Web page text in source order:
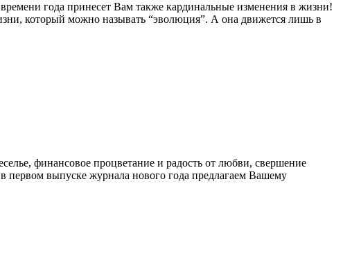
года принесет Вам также кардинальные изменения в жизни!
который можно называть “эволюция”. А она движется лишь в
финансовое процветание и радость от любви, свершение
первом выпуске журнала нового года предлагаем Вашему